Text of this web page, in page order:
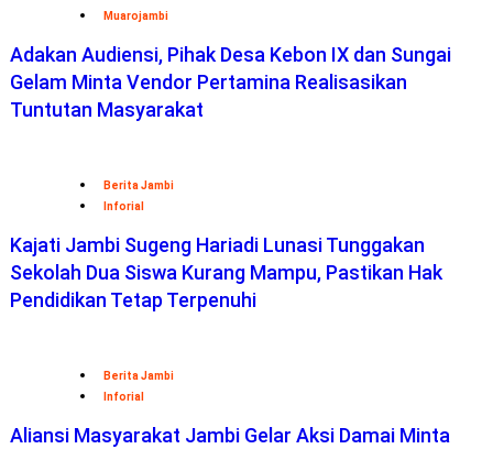
Muarojambi
Adakan Audiensi, Pihak Desa Kebon IX dan Sungai
Gelam Minta Vendor Pertamina Realisasikan
Tuntutan Masyarakat
Berita Jambi
Inforial
Kajati Jambi Sugeng Hariadi Lunasi Tunggakan
Sekolah Dua Siswa Kurang Mampu, Pastikan Hak
Pendidikan Tetap Terpenuhi
Berita Jambi
Inforial
Aliansi Masyarakat Jambi Gelar Aksi Damai Minta